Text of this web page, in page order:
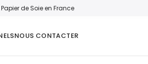
de Soie en France
NOUS CONTACTER